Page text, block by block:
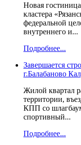
Новая
кластера
федеральной
внутреннего и...
Подробнее...
Завершается
г.Балабаново
Жилой квартал
территории,
КПП со
спортивный...
Подробнее...